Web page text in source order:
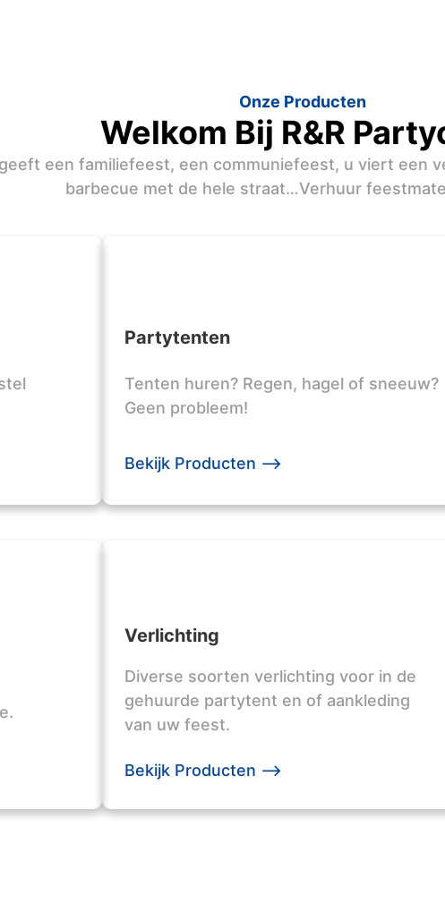
Onze Producten
Welkom Bij R&R
een familiefeest, een communiefeest, u viert een
barbecue met de hele straat…Verhuur
Partytenten
Tenten huren? Regen, hagel of sneeuw?
Geen probleem!
Bekijk Producten -->
Verlichting
Diverse soorten verlichting voor in de
gehuurde partytent en of aankleding
van uw feest.
Bekijk Producten -->